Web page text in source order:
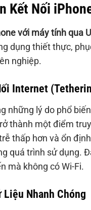
Kết Nối
với máy tính qua
dụng thiết thực,
nghiệp.
Internet
những lý do phổ
thành một điểm
thấp hơn và ổn
quá trình sử dụng.
mà không có Wi-Fi.
Liệu Nhanh Chóng